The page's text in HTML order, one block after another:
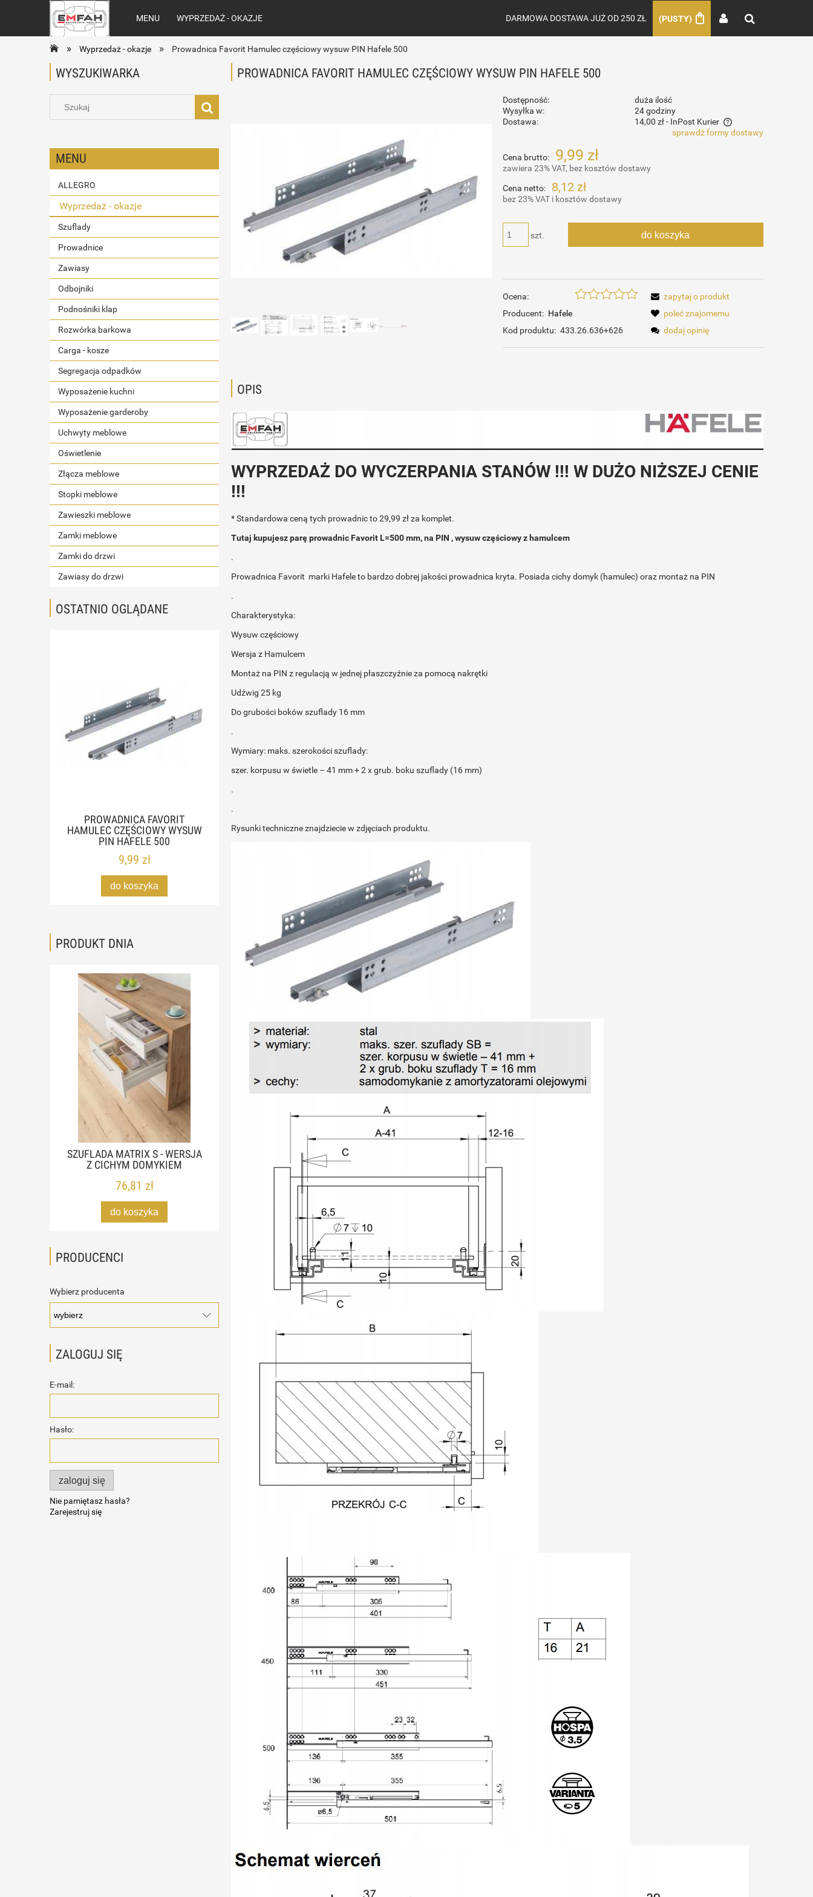
(PUSTY)
MENU WYPRZEDAŻ - OKAZJE DARMOWA DOSTAWA JUŻ OD 250 ZŁ
» Wyprzedaż - okazje » Prowadnica Favorit Hamulec częściowy wysuw PIN Hafele 500
WYSZUKIWARKA
MENU
ALLEGRO
Wyprzedaż - okazje
Szuflady
Prowadnice
Zawiasy
Odbojniki
Podnośniki klap
Rozwórka barkowa
Carga - kosze
Segregacja odpadków
Wyposażenie kuchni
Wyposażenie garderoby
Uchwyty meblowe
Oświetlenie
Złącza meblowe
Stopki meblowe
Zawieszki meblowe
Zamki meblowe
Zamki do drzwi
Zawiasy do drzwi
OSTATNIO OGLĄDANE
PROWADNICA FAVORIT
HAMULEC CZĘŚCIOWY WYSUW
PIN HAFELE 500
9,99 zł
do koszyka
PRODUKT DNIA
SZUFLADA MATRIX S - WERSJA
Z CICHYM DOMYKIEM
76,81 zł
do koszyka
PRODUCENCI
Wybierz producenta
ZALOGUJ SIĘ
E-mail:
Hasło:
zaloguj się
Nie pamiętasz hasła?
Zarejestruj się
PROWADNICA FAVORIT HAMULEC CZĘŚCIOWY WYSUW PIN HAFELE 500
Dostępność:
duża ilość
Wysyłka w:
24 godziny
Dostawa:
14,00 zł - InPost Kurier
Cena nie zawiera ewentualnych kosztów
płatności
sprawdź formy dostawy
Cena brutto: 9,99 zł
zawiera 23% VAT, bez kosztów dostawy
Cena netto: 8,12 zł
bez 23% VAT i kosztów dostawy
szt. do koszyka
Ocena:
Producent: Hafele
Kod produktu: 433.26.636+626
zapytaj o produkt
poleć znajomemu
dodaj opinię
OPIS
WYPRZEDAŻ DO WYCZERPANIA STANÓW !!! W DUŻO NIŻSZEJ CENIE
!!!
* Standardowa ceną tych prowadnic to 29,99 zł za komplet.
Tutaj kupujesz parę prowadnic Favorit L=500 mm, na PIN , wysuw częściowy z hamulcem
.
Prowadnica Favorit marki Hafele to bardzo dobrej jakości prowadnica kryta. Posiada cichy domyk (hamulec) oraz montaż na PIN
.
Charakterystyka:
Wysuw częściowy
Wersja z Hamulcem
Montaż na PIN z regulacją w jednej płaszczyźnie za pomocą nakrętki
Udźwig 25 kg
Do grubości boków szuflady 16 mm
.
Wymiary: maks. szerokości szuflady:
szer. korpusu w świetle – 41 mm + 2 x grub. boku szuflady (16 mm)
.
.
Rysunki techniczne znajdziecie w zdjęciach produktu.